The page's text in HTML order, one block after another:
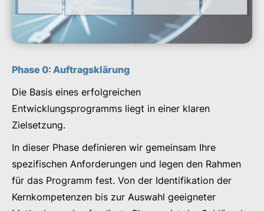
Phase 0: Auftragsklärung
Die Basis eines erfolgreichen
Entwicklungsprogramms liegt in einer klaren
Zielsetzung.
In dieser Phase definieren wir gemeinsam Ihre
spezifischen Anforderungen und legen den Rahmen
für das Programm fest. Von der Identifikation der
Kernkompetenzen bis zur Auswahl geeigneter